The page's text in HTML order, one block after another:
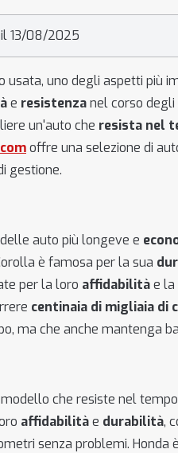
13/08/2025
usata, uno degli aspetti più
e resistenzanel corso degli
un'auto che resista nel
offre una selezione di
gestione.
auto più longeve e
è famosa per la sua
per la loro affidabilitàe la
centinaia di migliaia di
ma che anche mantenga
che resiste nel
affidabilitàe durabilità,
senza problemi. Honda